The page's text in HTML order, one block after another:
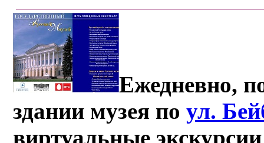
Ежедневно,
здании музея поул.
виртуальные